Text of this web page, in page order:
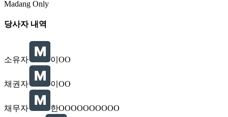
Madang Only
당사자 내역
소유자 이OO
채권자 이OO
채무자 한OOOOOOOOOO